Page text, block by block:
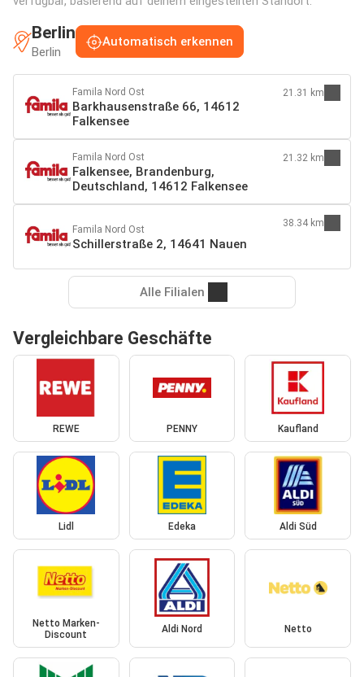
Berlin
Berlin
Automatisch erkennen
Famila Nord Ost
Barkhausenstraße 66, 14612
Falkensee
21.31 km
Famila Nord Ost
Falkensee, Brandenburg,
Deutschland, 14612 Falkensee
21.32 km
Famila Nord Ost
Schillerstraße 2, 14641 Nauen
38.34 km
Alle Filialen
Vergleichbare Geschäfte
REWE PENNY Kaufland
Lidl Edeka Aldi Süd
Netto Marken-
Discount
Aldi Nord Netto